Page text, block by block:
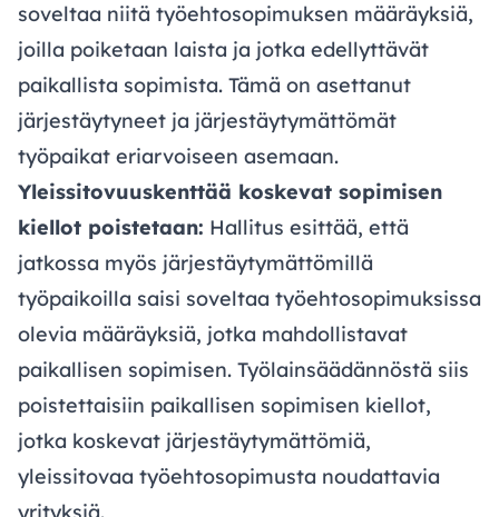
soveltaa niitä työehtosopimuksen määräyksiä,
joilla poiketaan laista ja jotka edellyttävät
paikallista sopimista. Tämä on asettanut
järjestäytyneet ja järjestäytymättömät
työpaikat eriarvoiseen asemaan.
Yleissitovuuskenttää koskevat sopimisen
kiellot poistetaan: Hallitus esittää, että
jatkossa myös järjestäytymättömillä
työpaikoilla saisi soveltaa työehtosopimuksissa
olevia määräyksiä, jotka mahdollistavat
paikallisen sopimisen. Työlainsäädännöstä siis
poistettaisiin paikallisen sopimisen kiellot,
jotka koskevat järjestäytymättömiä,
yleissitovaa työehtosopimusta noudattavia